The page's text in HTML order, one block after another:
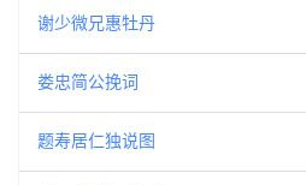
谢少微兄惠牡丹
娄忠简公挽词
题寿居仁独说图